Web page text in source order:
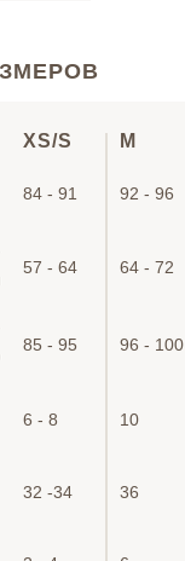
84 - 91 92 - 96
57 - 64 64 - 72
85 - 95 96 - 100
6 - 8 10
32 -34 36
XS/S M